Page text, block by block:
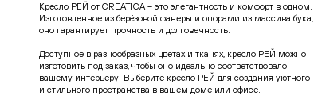
Кресло РЕЙ от CREATICA – это элегантность и комфорт в одном.
Изготовленное из берёзовой фанеры и опорами из массива бука,
оно гарантирует прочность и долговечность.
Доступное в разнообразных цветах и тканях, кресло РЕЙ можно
изготовить под заказ, чтобы оно идеально соответствовало
вашему интерьеру. Выберите кресло РЕЙ для создания уютного
и стильного пространства в вашем доме или офисе.